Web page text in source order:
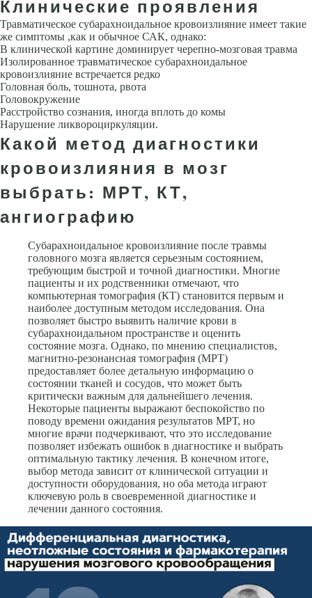
Клинические проявления
Травматическое субарахноидальное кровоизлияние имеет такие
же симптомы ,как и обычное САК, однако:
В клинической картине доминирует черепно-мозговая травма
Изоли­рованное травматическое субарахноидальное
кровоизлияние встречается редко
Головная боль, тошнота, рвота
Головокружение
Расстройство сознания, иногда вплоть до комы
Нарушение ликвороциркуляции.
Какой метод диагностики
кровоизлияния в мозг
выбрать: МРТ, КТ,
ангиографию
Субарахноидальное кровоизлияние после травмы
головного мозга является серьезным состоянием,
требующим быстрой и точной диагностики. Многие
пациенты и их родственники отмечают, что
компьютерная томография (КТ) становится первым и
наиболее доступным методом исследования. Она
позволяет быстро выявить наличие крови в
субарахноидальном пространстве и оценить
состояние мозга. Однако, по мнению специалистов,
магнитно-резонансная томография (МРТ)
предоставляет более детальную информацию о
состоянии тканей и сосудов, что может быть
критически важным для дальнейшего лечения.
Некоторые пациенты выражают беспокойство по
поводу времени ожидания результатов МРТ, но
многие врачи подчеркивают, что это исследование
позволяет избежать ошибок в диагностике и выбрать
оптимальную тактику лечения. В конечном итоге,
выбор метода зависит от клинической ситуации и
доступности оборудования, но оба метода играют
ключевую роль в своевременной диагностике и
лечении данного состояния.